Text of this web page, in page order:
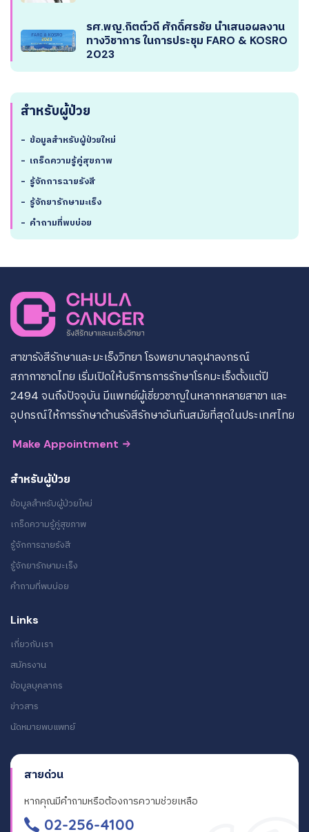
รศ.พญ.กิตต์วดี ศักดิ์ศรชัย นำเสนอผลงาน
ทางวิชาการ ในการประชุม FARO & KOSRO
2023
สำหรับผู้ป่วย
- ข้อมูลสำหรับผู้ป่วยใหม่
- เกร็ดความรู้คู่สุขภาพ
- รู้จักการฉายรังสี
- รู้จักยารักษามะเร็ง
- คำถามที่พบบ่อย
สาขารังสีรักษาและมะเร็งวิทยา โรงพยาบาลจุฬาลงกรณ์
สภากาชาดไทย เริ่มเปิดให้บริการการรักษาโรคมะเร็งตั้งแต่ปี
2494 จนถึงปัจจุบัน มีแพทย์ผู้เชี่ยวชาญในหลากหลายสาขา และ
อุปกรณ์ให้การรักษาด้านรังสีรักษาอันทันสมัยที่สุดในประเทศไทย
Make Appointment
สำหรับผู้ป่วย
ข้อมูลสำหรับผู้ป่วยใหม่
เกร็ดความรู้คู่สุขภาพ
รู้จักการฉายรังสี
รู้จักยารักษามะเร็ง
คำถามที่พบบ่อย
Links
เกี่ยวกับเรา
สมัครงาน
ข้อมูลบุคลากร
ข่าวสาร
นัดหมายพบแพทย์
สายด่วน
หากคุณมีคำถามหรือต้องการความช่วยเหลือ
02-256-4100